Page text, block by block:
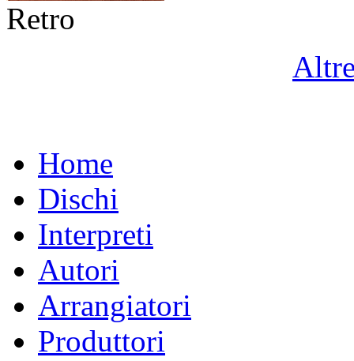
Retro
Home
Dischi
Interpreti
Autori
Arrangiatori
Produttori